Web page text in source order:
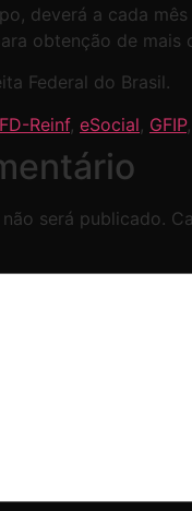
deverá a cada
obtenção de
Federal do Brasil.
Reinf, eSocial GFIP,
será publicado.